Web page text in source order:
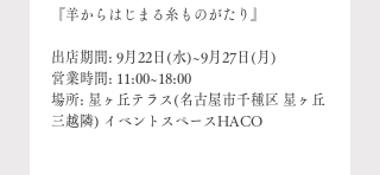
『羊からはじまる糸ものがたり』
出店期間: 9月22日(水)~9月27日(月)
営業時間: 11:00~18:00
場所: 星ヶ丘テラス(名古屋市千種区 星ヶ丘
三越隣) イベントスペースHACO